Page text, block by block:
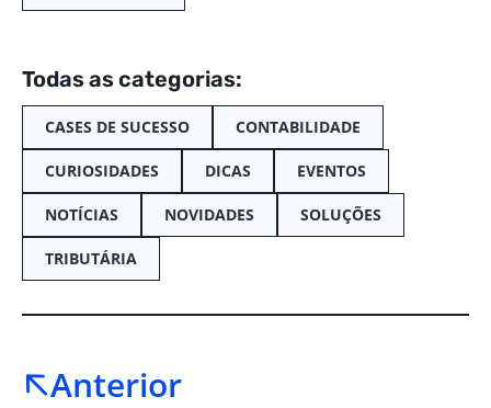
Todas as categorias:
CASES DE SUCESSO CONTABILIDADE
CURIOSIDADES DICAS EVENTOS
NOTÍCIAS NOVIDADES SOLUÇÕES
TRIBUTÁRIA
Anterior